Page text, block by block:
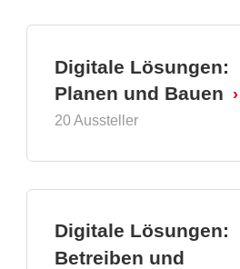
Digitale Lösungen:
Planen und Bauen
20 Aussteller
Digitale Lösungen:
Betreiben und